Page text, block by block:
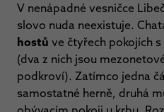
V nenápadné vesničce
slovo nuda neexistuje.
hostů ve čtyřech pokojích
(dva z nich jsou
podkroví). Zatímco jedna
samostatné herně, druhá